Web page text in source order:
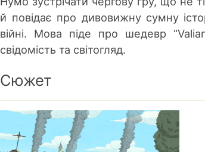
й повідає про дивовижну сумну
війні. Мова піде про шедевр
свідомість та світогляд.
Сюжет